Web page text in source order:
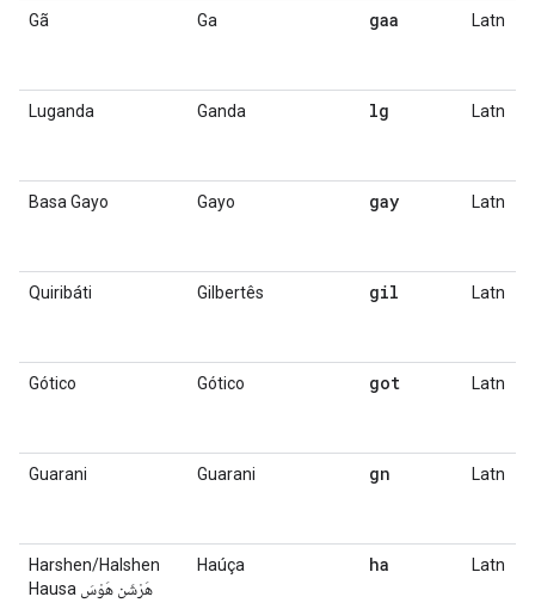
Gã Ga gaa Latn
Luganda Ganda lg Latn
Basa Gayo Gayo gay Latn
Quiribáti Gilbertês gil Latn
Gótico Gótico got Latn
Guarani Guarani gn Latn
Harshen/Halshen
Hausa هَرْشَن هَوْسَ
Haúça ha Latn